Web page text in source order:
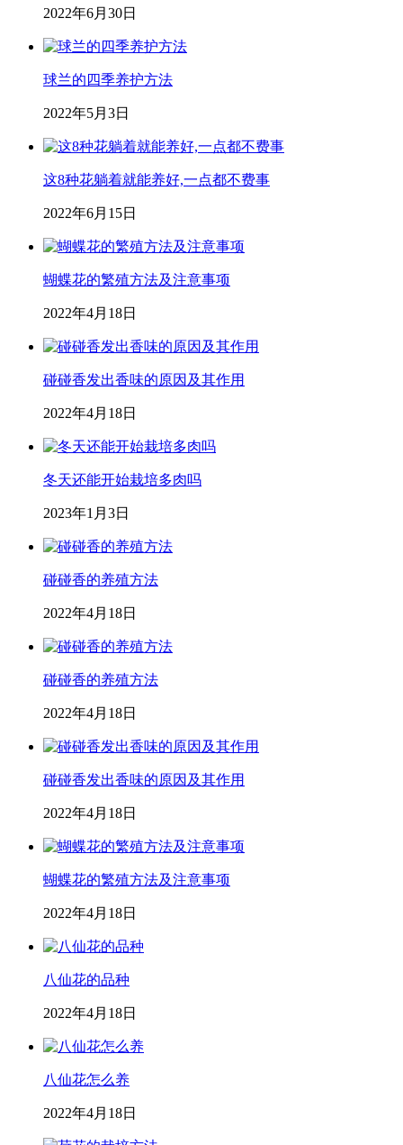
2022年6月30日
球兰的四季养护方法
2022年5月3日
这8种花躺着就能养好,一点都不费事
2022年6月15日
蝴蝶花的繁殖方法及注意事项
2022年4月18日
碰碰香发出香味的原因及其作用
2022年4月18日
冬天还能开始栽培多肉吗
2023年1月3日
碰碰香的养殖方法
2022年4月18日
碰碰香的养殖方法
2022年4月18日
碰碰香发出香味的原因及其作用
2022年4月18日
蝴蝶花的繁殖方法及注意事项
2022年4月18日
八仙花的品种
2022年4月18日
八仙花怎么养
2022年4月18日